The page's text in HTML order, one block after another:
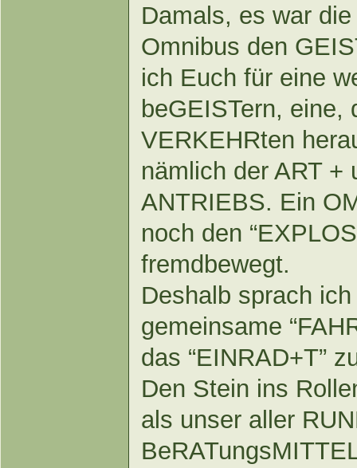
Damals, es war
Omnibus den
ich Euch für eine
beGEISTern, eine,
VERKEHRten
nämlich der ART +
ANTRIEBS. Ein
noch den
fremdbewegt.
Deshalb sprach
gemeinsame
das “EINRAD+T”
Den Stein ins
als unser aller